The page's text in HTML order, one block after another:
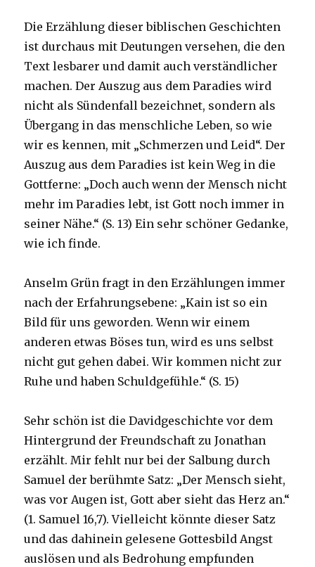
Die Erzählung dieser biblischen Geschichten
ist durchaus mit Deutungen versehen, die den
Text lesbarer und damit auch verständlicher
machen. Der Auszug aus dem Paradies wird
nicht als Sündenfall bezeichnet, sondern als
Übergang in das menschliche Leben, so wie
wir es kennen, mit „Schmerzen und Leid“. Der
Auszug aus dem Paradies ist kein Weg in die
Gottferne: „Doch auch wenn der Mensch nicht
mehr im Paradies lebt, ist Gott noch immer in
seiner Nähe.“ (S. 13) Ein sehr schöner Gedanke,
wie ich finde.
Anselm Grün fragt in den Erzählungen immer
nach der Erfahrungsebene: „Kain ist so ein
Bild für uns geworden. Wenn wir einem
anderen etwas Böses tun, wird es uns selbst
nicht gut gehen dabei. Wir kommen nicht zur
Ruhe und haben Schuldgefühle.“ (S. 15)
Sehr schön ist die Davidgeschichte vor dem
Hintergrund der Freundschaft zu Jonathan
erzählt. Mir fehlt nur bei der Salbung durch
Samuel der berühmte Satz: „Der Mensch sieht,
was vor Augen ist, Gott aber sieht das Herz an.“
(1. Samuel 16,7). Vielleicht könnte dieser Satz
und das dahinein gelesene Gottesbild Angst
auslösen und als Bedrohung empfunden